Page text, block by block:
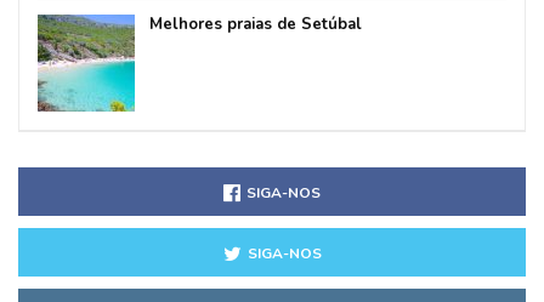
Melhores praias de Setúbal
SIGA-NOS
SIGA-NOS